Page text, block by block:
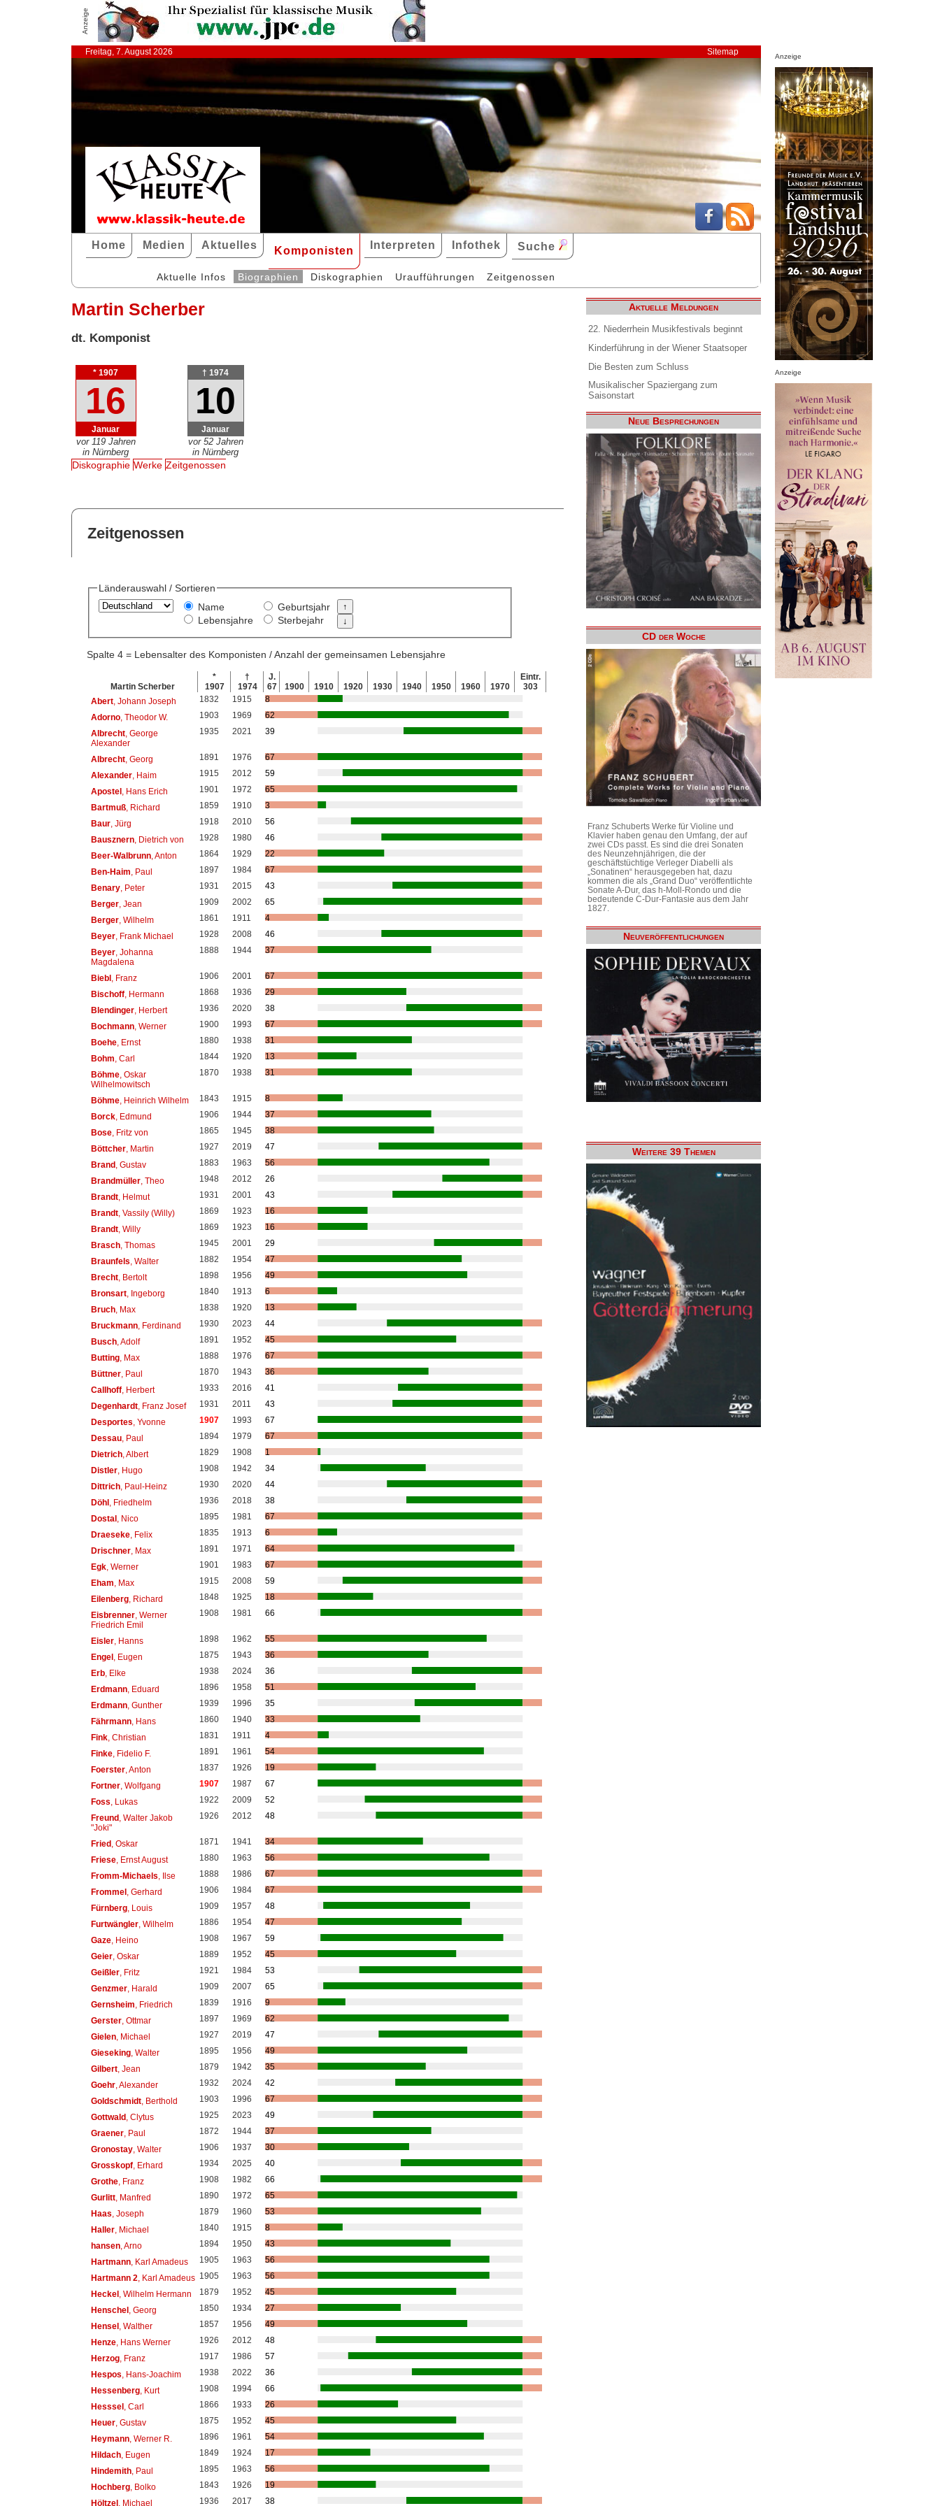
Anzeige
Freitag, 7. August 2026 Sitemap
Home Medien Aktuelles Komponisten Interpreten Infothek Suche
Aktuelle Infos Biographien Diskographien Uraufführungen Zeitgenossen
Martin Scherber
dt. Komponist
* 1907
16
Januar
vor 119 Jahren
in Nürnberg
† 1974
10
Januar
vor 52 Jahren
in Nürnberg
Diskographie Werke Zeitgenossen
Zeitgenossen
Länderauswahl / Sortieren
Name
Lebensjahre
Geburtsjahr
Sterbejahr
Spalte 4 = Lebensalter des Komponisten / Anzahl der gemeinsamen Lebensjahre
Martin Scherber
*
1907
†
1974
J.
67
1900 1910 1920 1930 1940 1950 1960 1970
Eintr.
303
Abert, Johann Joseph 1832 1915
8
Adorno, Theodor W. 1903 1969
62
Albrecht, George
Alexander
1935 2021 39
Albrecht, Georg 1891 1976
67
Alexander, Haim 1915 2012
59
Apostel, Hans Erich 1901 1972
65
Bartmuß, Richard 1859 1910
3
Baur, Jürg 1918 2010
56
Bausznern, Dietrich von 1928 1980
46
Beer-Walbrunn, Anton 1864 1929
22
Ben-Haim , Paul 1897 1984
67
Benary, Peter 1931 2015
43
Berger, Jean 1909 2002
65
Berger, Wilhelm 1861 1911
4
Beyer, Frank Michael 1928 2008
46
Beyer, Johanna
Magdalena
1888 1944 37
Biebl, Franz 1906 2001
67
Bischoff, Hermann 1868 1936
29
Blendinger, Herbert 1936 2020
38
Bochmann, Werner 1900 1993
67
Boehe, Ernst 1880 1938
31
Bohm , Carl 1844 1920
13
Böhme, Oskar
Wilhelmowitsch
1870 1938 31
Böhme, Heinrich Wilhelm 1843 1915
8
Borck, Edmund 1906 1944
37
Bose, Fritz von 1865 1945
38
Böttcher, Martin 1927 2019
47
Brand, Gustav 1883 1963
56
Brandmüller, Theo 1948 2012
26
Brandt, Helmut 1931 2001
43
Brandt, Vassily (Willy) 1869 1923
16
Brandt, Willy 1869 1923
16
Brasch, Thomas 1945 2001
29
Braunfels , Walter 1882 1954
47
Brecht, Bertolt 1898 1956
49
Bronsart, Ingeborg 1840 1913
6
Bruch, Max 1838 1920
13
Bruckmann, Ferdinand 1930 2023
44
Busch, Adolf 1891 1952
45
Butting, Max 1888 1976
67
Büttner, Paul 1870 1943
36
Callhoff, Herbert 1933 2016
41
Degenhardt, Franz Josef 1931 2011
43
Desportes , Yvonne 1907 1993
67
Dessau, Paul 1894 1979
67
Dietrich, Albert 1829 1908
1
Distler, Hugo 1908 1942
34
Dittrich, Paul-Heinz 1930 2020
44
Döhl, Friedhelm 1936 2018
38
Dostal, Nico 1895 1981
67
Draeseke, Felix 1835 1913
6
Drischner, Max 1891 1971
64
Egk, Werner 1901 1983
67
Eham , Max 1915 2008
59
Eilenberg, Richard 1848 1925
18
Eisbrenner, Werner
Friedrich Emil
1908 1981 66
Eisler, Hanns 1898 1962
55
Engel, Eugen 1875 1943
36
Erb, Elke 1938 2024
36
Erdmann, Eduard 1896 1958
51
Erdmann, Gunther 1939 1996
35
Fährmann, Hans 1860 1940
33
Fink, Christian 1831 1911
4
Finke, Fidelio F. 1891 1961
54
Foerster, Anton 1837 1926
19
Fortner, Wolfgang 1907 1987
67
Foss , Lukas 1922 2009
52
Freund, Walter Jakob
"Joki"
1926 2012 48
Fried, Oskar 1871 1941
34
Friese, Ernst August 1880 1963
56
Fromm-Michaels , Ilse 1888 1986
67
Frommel, Gerhard 1906 1984
67
Fürnberg, Louis 1909 1957
48
Furtwängler, Wilhelm 1886 1954
47
Gaze, Heino 1908 1967
59
Geier, Oskar 1889 1952
45
Geißler, Fritz 1921 1984
53
Genzmer, Harald 1909 2007
65
Gernsheim , Friedrich 1839 1916
9
Gerster, Ottmar 1897 1969
62
Gielen, Michael 1927 2019
47
Gieseking, Walter 1895 1956
49
Gilbert, Jean 1879 1942
35
Goehr, Alexander 1932 2024
42
Goldschmidt, Berthold 1903 1996
67
Gottwald, Clytus 1925 2023
49
Graener, Paul 1872 1944
37
Gronostay, Walter 1906 1937
30
Grosskopf, Erhard 1934 2025
40
Grothe, Franz 1908 1982
66
Gurlitt, Manfred 1890 1972
65
Haas , Joseph 1879 1960
53
Haller, Michael 1840 1915
8
hansen, Arno 1894 1950
43
Hartmann, Karl Amadeus 1905 1963
56
Hartmann 2 , Karl Amadeus 1905 1963
56
Heckel, Wilhelm Hermann 1879 1952
45
Henschel, Georg 1850 1934
27
Hensel, Walther 1857 1956
49
Henze, Hans Werner 1926 2012
48
Herzog, Franz 1917 1986
57
Hespos , Hans-Joachim 1938 2022
36
Hessenberg, Kurt 1908 1994
66
Hesssel, Carl 1866 1933
26
Heuer, Gustav 1875 1952
45
Heymann, Werner R. 1896 1961
54
Hildach, Eugen 1849 1924
17
Hindemith, Paul 1895 1963
56
Hochberg, Bolko 1843 1926
19
Höltzel, Michael 1936 2017 38
Aktuelle Meldungen
22. Niederrhein Musikfestivals beginnt
Kinderführung in der Wiener Staatsoper
Die Besten zum Schluss
Musikalischer Spaziergang zum
Saisonstart
Neue Besprechungen
CD der Woche
Franz Schuberts Werke für Violine und
Klavier haben genau den Umfang, der auf
zwei CDs passt. Es sind die drei Sonaten
des Neunzehnjährigen, die der
geschäftstüchtige Verleger Diabelli als
„Sonatinen“ herausgegeben hat, dazu
kommen die als „Grand Duo“ veröffentlichte
Sonate A-Dur, das h-Moll-Rondo und die
bedeutende C-Dur-Fantasie aus dem Jahr
1827.
Neuveröffentlichungen
Weitere 39 Themen
Anzeige
Anzeige